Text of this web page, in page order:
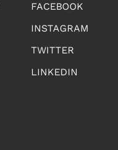
FACEBOOK
INSTAGRAM
TWITTER
LINKEDIN